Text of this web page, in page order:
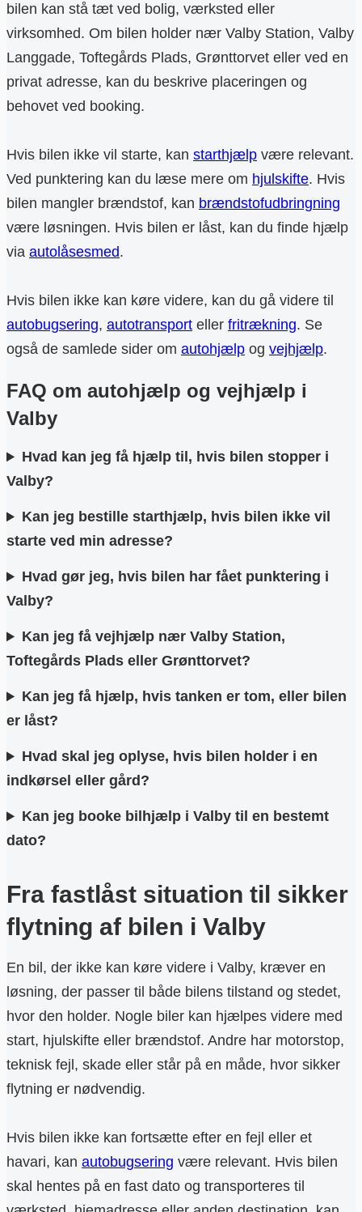
bilen kan stå tæt ved bolig, værksted eller
virksomhed. Om bilen holder nær Valby Station, Valby
Langgade, Toftegårds Plads, Grønttorvet eller ved en
privat adresse, kan du beskrive placeringen og
behovet ved booking.
Hvis bilen ikke vil starte, kan starthjælp være relevant.
Ved punktering kan du læse mere om hjulskifte. Hvis
bilen mangler brændstof, kan brændstofudbringning
være løsningen. Hvis bilen er låst, kan du finde hjælp
via autolåsesmed.
Hvis bilen ikke kan køre videre, kan du gå videre til
autobugsering, autotransport eller fritrækning. Se
også de samlede sider om autohjælp og vejhjælp.
FAQ om autohjælp og vejhjælp i
Valby
Hvad kan jeg få hjælp til, hvis bilen stopper i
Valby?
Kan jeg bestille starthjælp, hvis bilen ikke vil
starte ved min adresse?
Hvad gør jeg, hvis bilen har fået punktering i
Valby?
Kan jeg få vejhjælp nær Valby Station,
Toftegårds Plads eller Grønttorvet?
Kan jeg få hjælp, hvis tanken er tom, eller bilen
er låst?
Hvad skal jeg oplyse, hvis bilen holder i en
indkørsel eller gård?
Kan jeg booke bilhjælp i Valby til en bestemt
dato?
Fra fastlåst situation til sikker
flytning af bilen i Valby
En bil, der ikke kan køre videre i Valby, kræver en
løsning, der passer til både bilens tilstand og stedet,
hvor den holder. Nogle biler kan hjælpes videre med
start, hjulskifte eller brændstof. Andre har motorstop,
teknisk fejl, skade eller står på en måde, hvor sikker
flytning er nødvendig.
Hvis bilen ikke kan fortsætte efter en fejl eller et
havari, kan autobugsering være relevant. Hvis bilen
skal hentes på en fast dato og transporteres til